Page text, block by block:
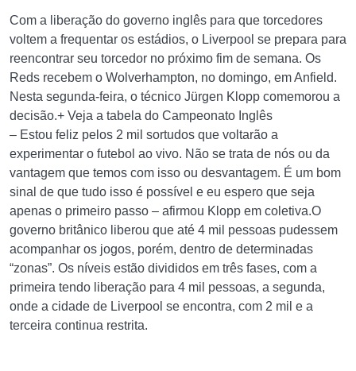
Com a liberação do governo inglês para que torcedores
voltem a frequentar os estádios, o Liverpool se prepara para
reencontrar seu torcedor no próximo fim de semana. Os
Reds recebem o Wolverhampton, no domingo, em Anfield.
Nesta segunda-feira, o técnico Jürgen Klopp comemorou a
decisão.+ Veja a tabela do Campeonato Inglês
– Estou feliz pelos 2 mil sortudos que voltarão a
experimentar o futebol ao vivo. Não se trata de nós ou da
vantagem que temos com isso ou desvantagem. É um bom
sinal de que tudo isso é possível e eu espero que seja
apenas o primeiro passo – afirmou Klopp em coletiva.O
governo britânico liberou que até 4 mil pessoas pudessem
acompanhar os jogos, porém, dentro de determinadas
“zonas”. Os níveis estão divididos em três fases, com a
primeira tendo liberação para 4 mil pessoas, a segunda,
onde a cidade de Liverpool se encontra, com 2 mil e a
terceira continua restrita.